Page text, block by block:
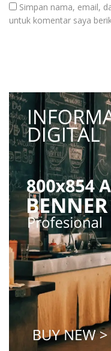
Simpan nama, email,
untuk komentar saya